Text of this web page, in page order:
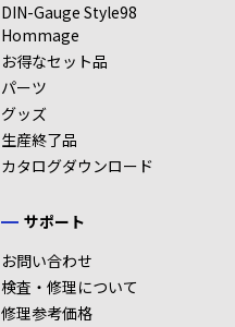
DIN-Gauge Style98
Hommage
お得なセット品
パーツ
グッズ
生産終了品
カタログダウンロード
サポート
お問い合わせ
検査・修理について
修理参考価格